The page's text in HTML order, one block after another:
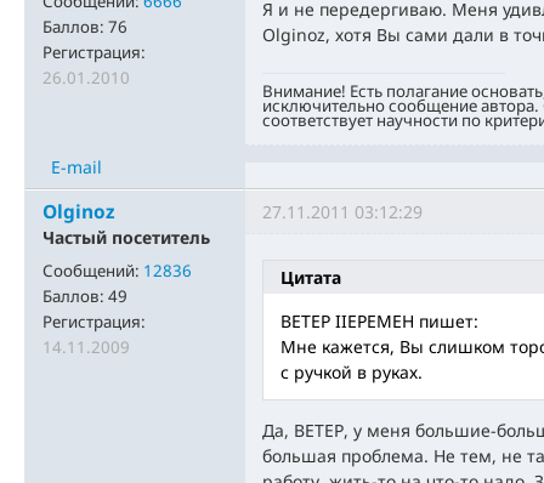
Баллов: 76
Регистрация:
26.01.2010
Я и не передергиваю. Меня
Olginoz, хотя Вы сами дали в
Внимание! Есть полагание
исключительно сообщение
соответствует научности по
E-mail
Olginoz
Частый посетитель
Сообщений: 12836
Баллов: 49
Регистрация:
14.11.2009
27.11.2011 03:12:29
Цитата
BETEP IIEPEMEH пишет:
Мне кажется, Вы слишком
с ручкой в руках.
Да, ВЕТЕР, у меня большие-
большая проблема. Не тем, не